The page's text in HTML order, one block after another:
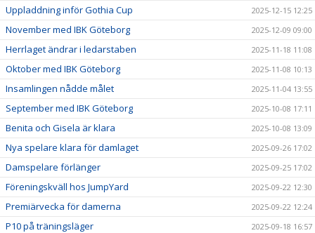
Uppladdning inför Gothia Cup 2025-12-15 12:25
November med IBK Göteborg 2025-12-09 09:00
Herrlaget ändrar i ledarstaben 2025-11-18 11:08
Oktober med IBK Göteborg 2025-11-08 10:13
Insamlingen nådde målet 2025-11-04 13:55
September med IBK Göteborg 2025-10-08 17:11
Benita och Gisela är klara 2025-10-08 13:09
Nya spelare klara för damlaget 2025-09-26 17:02
Damspelare förlänger 2025-09-25 17:02
Föreningskväll hos JumpYard 2025-09-22 12:30
Premiärvecka för damerna 2025-09-22 12:24
P10 på träningsläger 2025-09-18 16:57